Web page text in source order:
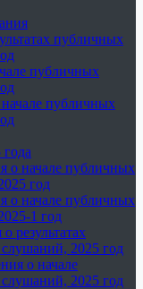
публичных
публичных
публичных
о начале публичных
год
о начале публичных
1 год
результатах
2025 год
о начале
2025 год